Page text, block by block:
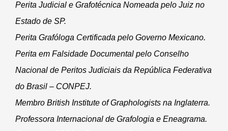
Perita Judicial e Grafotécnica Nomeada pelo Juiz no
Estado de SP.
Perita Grafóloga Certificada pelo Governo Mexicano.
Perita em Falsidade Documental pelo Conselho
Nacional de Peritos Judiciais da República Federativa
do Brasil – CONPEJ.
Membro British Institute of Graphologists na Inglaterra.
Professora Internacional de Grafologia e Eneagrama.